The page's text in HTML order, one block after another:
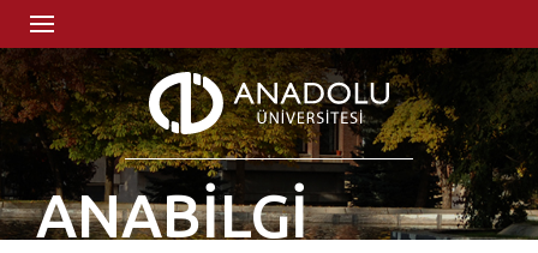
ANABİLGİ